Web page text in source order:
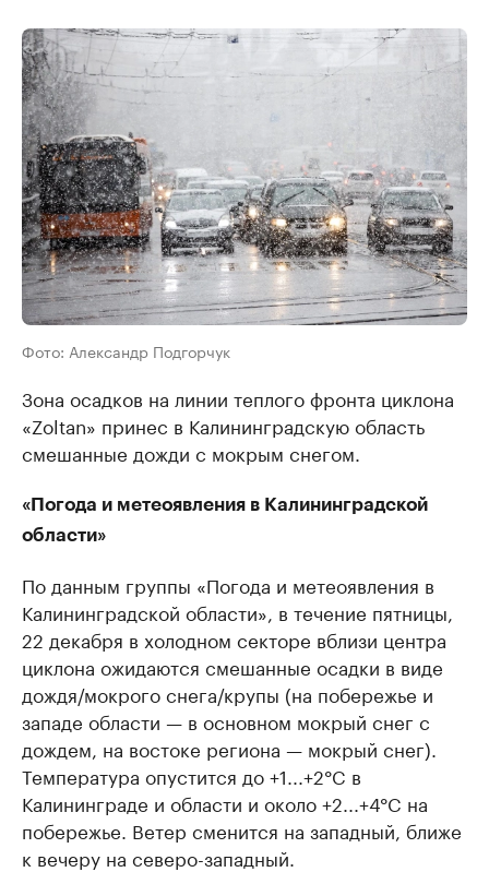
Фото: Александр Подгорчук
Зона осадков на линии теплого фронта циклона
«Zoltan» принес в Калининградскую область
смешанные дожди с мокрым снегом.
«Погода и метеоявления в Калининградской
области»
По данным группы «Погода и метеоявления в
Калининградской области», в течение пятницы,
22 декабря в холодном секторе вблизи центра
циклона ожидаются смешанные осадки в виде
дождя/мокрого снега/крупы (на побережье и
западе области — в основном мокрый снег с
дождем, на востоке региона — мокрый снег).
Температура опустится до +1...+2°C в
Калининграде и области и около +2...+4°C на
побережье. Ветер сменится на западный, ближе
к вечеру на северо-западный.